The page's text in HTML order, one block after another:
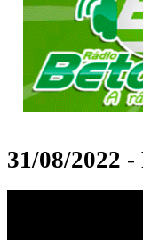
31/08/2022